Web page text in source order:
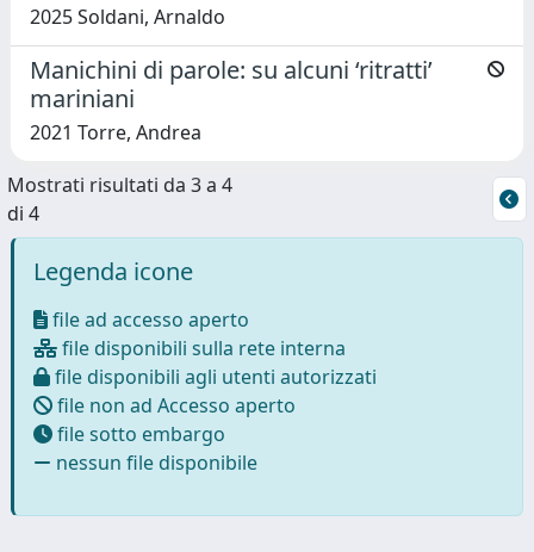
2025 Soldani, Arnaldo
Manichini di parole: su alcuni ‘ritratti’
mariniani
2021 Torre, Andrea
Mostrati risultati da 3 a 4
di 4
Legenda icone
file ad accesso aperto
file disponibili sulla rete interna
file disponibili agli utenti autorizzati
file non ad Accesso aperto
file sotto embargo
nessun file disponibile